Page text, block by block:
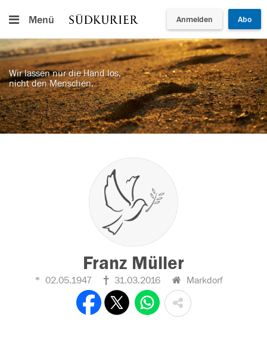
Menü Anmelden Abo
Wir lassen nur die Hand los,
nicht den Menschen.
Franz Müller
02.05.1947 31.03.2016 Markdorf